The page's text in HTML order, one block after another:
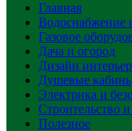
Главная
Водоснабжение
Газовое
Дача и огород
Дизайн
Душевые
Электрика и
Строительство
Полезное